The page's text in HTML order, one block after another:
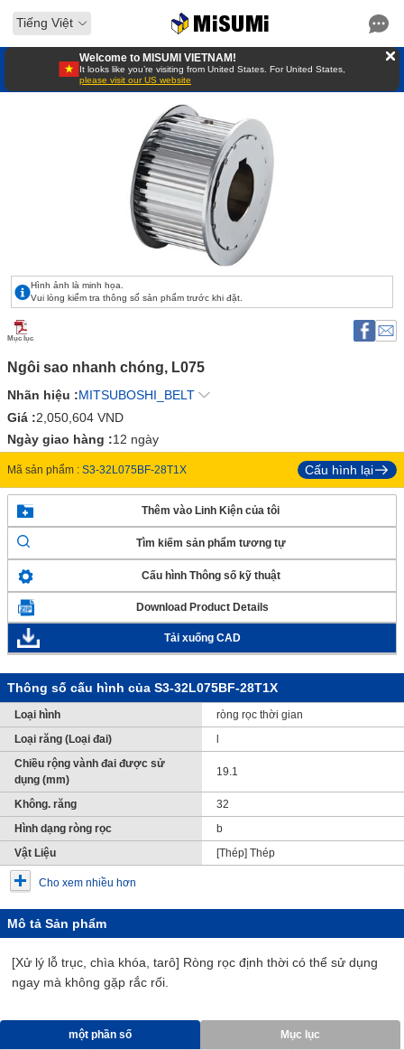
Tiếng Việt
Welcome to MISUMI VIETNAM!
It looks like you’re visiting from United States. For United States,
please visit our US website
Hình ảnh là minh họa.
Vui lòng kiểm tra thông số sản phẩm trước khi đặt.
Mục lục
Ngôi sao nhanh chóng, L075
Nhãn hiệu :MITSUBOSHI_BELT
Giá :2,050,604 VND
Ngày giao hàng :12 ngày
Mã sản phẩm : S3-32L075BF-28T1X Cấu hình lại
Thêm vào Linh Kiện của tôi
Tìm kiếm sản phẩm tương tự
Cấu hình Thông số kỹ thuật
Download Product Details
Tải xuống CAD
Thông số cấu hình của S3-32L075BF-28T1X
Loại hình
ròng rọc thời gian
Loại răng (Loại đai)
Chiều rộng vành đai được sử
dụng (mm)
19.1
Không. răng
32
Hình dạng ròng rọc
b
Vật Liệu
[Thép] Thép
Cho xem nhiều hơn
Mô tả Sản phẩm
[Xử lý lỗ trục, chìa khóa, tarô] Ròng rọc định thời có thể sử dụng
ngay mà không gặp rắc rối.
một phần số Mục lục